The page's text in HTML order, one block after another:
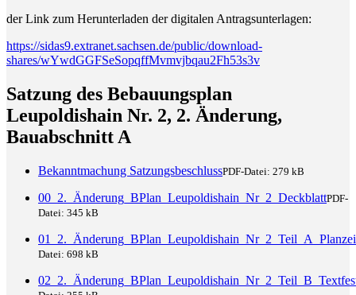
der Link zum Herunterladen der digitalen Antragsunterlagen:
https://sidas9.extranet.sachsen.de/public/download-
shares/wYwdGGFSeSopqffMvmvjbqau2Fh53s3v
Satzung des Bebauungsplan
Leupoldishain Nr. 2, 2. Änderung,
Bauabschnitt A
Bekanntmachung SatzungsbeschlussPDF-Datei: 279 kB
00_2._Änderung_BPlan_Leupoldishain_Nr_2_DeckblattPDF-
Datei: 345 kB
Datei: 698 kB